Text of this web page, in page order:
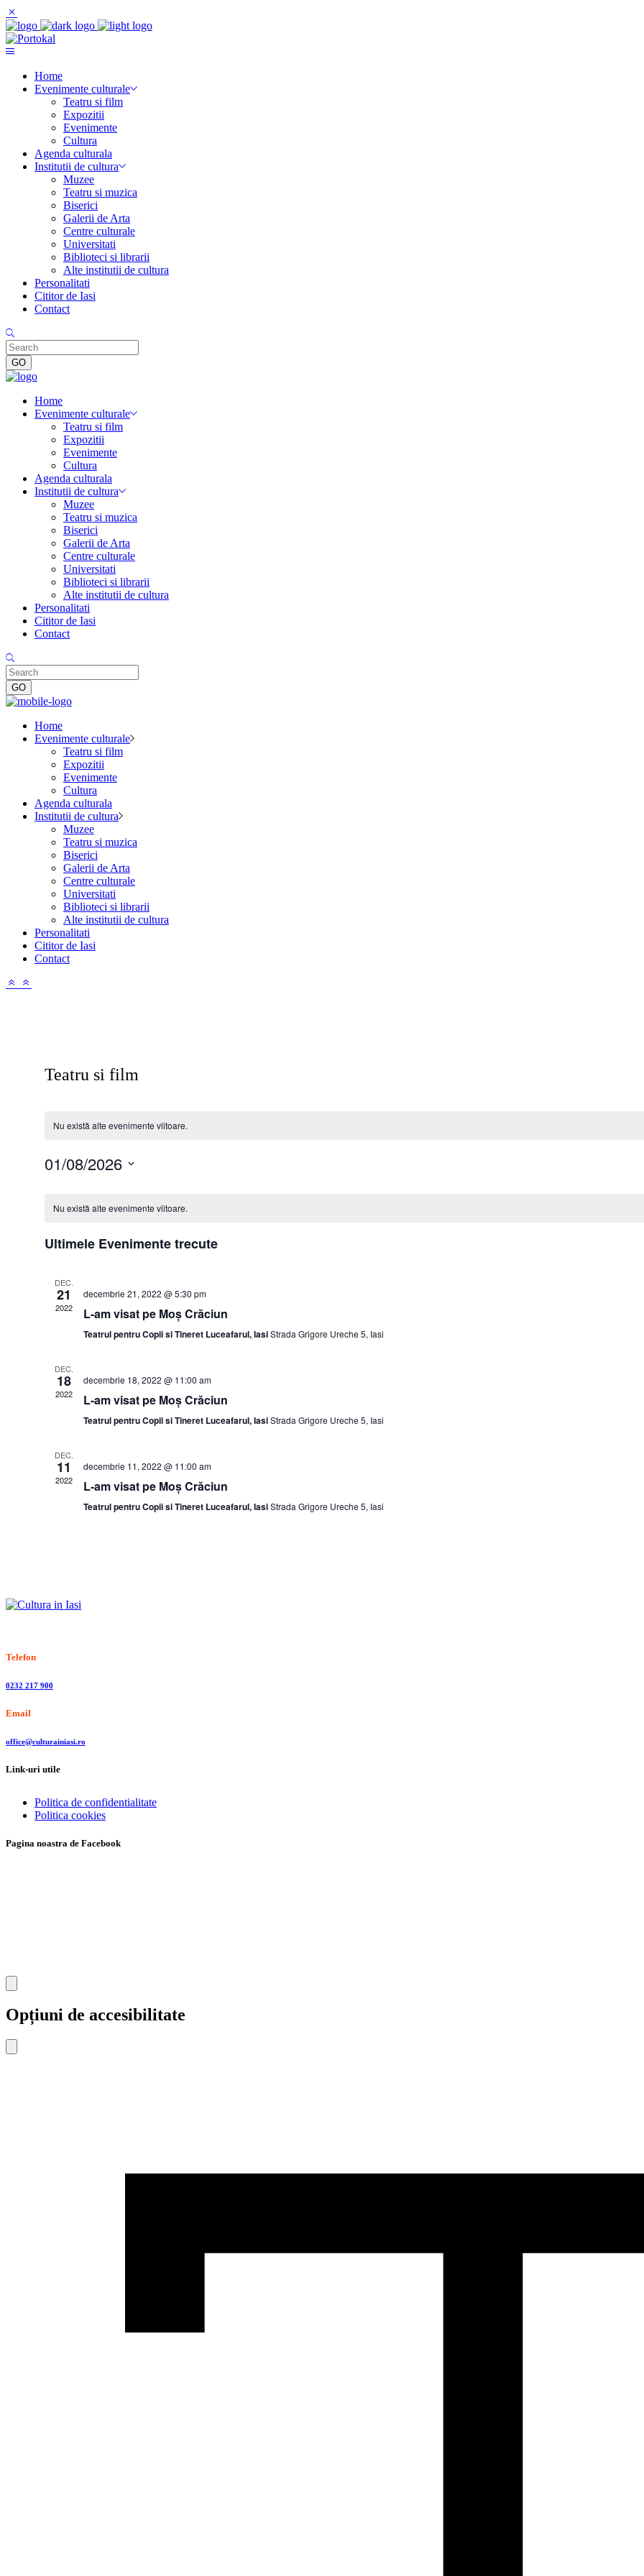
Home
Evenimente culturale
Teatru si film
Expozitii
Evenimente
Cultura
Agenda culturala
Institutii de cultura
Muzee
Teatru si muzica
Biserici
Galerii de Arta
Centre culturale
Universitati
Biblioteci si librarii
Alte institutii de cultura
Personalitati
Cititor de Iasi
Contact
Home
Evenimente culturale
Teatru si film
Expozitii
Evenimente
Cultura
Agenda culturala
Institutii de cultura
Muzee
Teatru si muzica
Biserici
Galerii de Arta
Centre culturale
Universitati
Biblioteci si librarii
Alte institutii de cultura
Personalitati
Cititor de Iasi
Contact
Home
Evenimente culturale
Teatru si film
Expozitii
Evenimente
Cultura
Agenda culturala
Institutii de cultura
Muzee
Teatru si muzica
Biserici
Galerii de Arta
Centre culturale
Universitati
Biblioteci si librarii
Alte institutii de cultura
Personalitati
Cititor de Iasi
Contact
Teatru si film
Nu există alte evenimente viitoare.
01/08/2026
Evenimente
Nu există alte evenimente viitoare.
Ultimele Evenimente trecute
DEC.
21
2022
decembrie 21, 2022 @ 5:30 pm
L-am visat pe Moș Crăciun
Teatrul pentru Copii si Tineret Luceafarul, IasiStrada Grigore Ureche 5, Iasi
DEC.
18
2022
decembrie 18, 2022 @ 11:00 am
L-am visat pe Moș Crăciun
Teatrul pentru Copii si Tineret Luceafarul, IasiStrada Grigore Ureche 5, Iasi
DEC.
11
2022
decembrie 11, 2022 @ 11:00 am
L-am visat pe Moș Crăciun
Teatrul pentru Copii si Tineret Luceafarul, IasiStrada Grigore Ureche 5, Iasi
Telefon
0232 217 900
Email
office@culturainiasi.ro
Link-uri utile
Politica de confidentialitate
Politica cookies
Pagina noastra de Facebook
Accesibilitate
Opțiuni de accesibilitate